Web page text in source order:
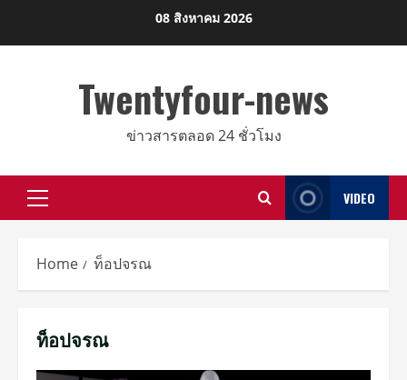
08 สิงหาคม 2026
Twentyfour-news
ข่าวสารตลอด 24 ชั่วโมง
Primary
VIDEO
Home ท็อปจรณ
ท็อปจรณ